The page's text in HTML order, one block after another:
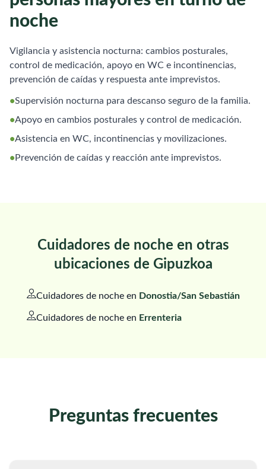
noche
Vigilancia y asistencia nocturna: cambios posturales,
control de medicación, apoyo en WC e incontinencias,
prevención de caídas y respuesta ante imprevistos.
•Supervisión nocturna para descanso seguro de la familia.
•Apoyo en cambios posturales y control de medicación.
•Asistencia en WC, incontinencias y movilizaciones.
• Prevención de caídas y reacción ante imprevistos.
Cuidadores de noche en otras
ubicaciones de Gipuzkoa
Cuidadores de noche en Donostia/San Sebastián
Cuidadores de noche en Errenteria
Preguntas frecuentes